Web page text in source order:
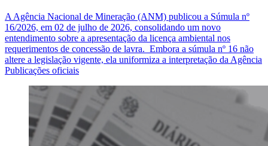
A Agência Nacional de Mineração (ANM) publicou a Súmula nº
16/2026, em 02 de julho de 2026, consolidando um novo
entendimento sobre a apresentação da licença ambiental nos
requerimentos de concessão de lavra. Embora a súmula nº 16 não
altere a legislação vigente, ela uniformiza a interpretação da Agência
Publicações oficiais